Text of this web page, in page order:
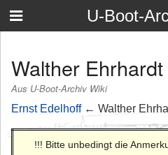
U-Boot-
Walther Ehrhardt
Aus U-Boot-Archiv Wiki
Ernst Edelhoff← Walther
!!! Bitte unbedingt die